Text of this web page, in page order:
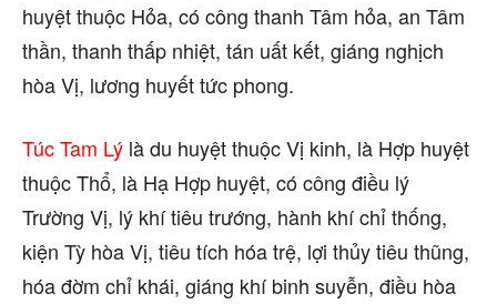
huyệt thuộc Hỏa, có công thanh Tâm hỏa, an Tâm
thần, thanh thấp nhiệt, tán uất kết, giáng nghịch
hòa Vị, lương huyết tức phong.
Túc Tam Lý là du huyệt thuộc Vị kinh, là Hợp huyệt
thuộc Thổ, là Hạ Hợp huyệt, có công điều lý
Trường Vị, lý khí tiêu trướng, hành khí chỉ thống,
kiện Tỳ hòa Vị, tiêu tích hóa trệ, lợi thủy tiêu thũng,
hóa đờm chỉ khái, giáng khí binh suyễn, điều hòa